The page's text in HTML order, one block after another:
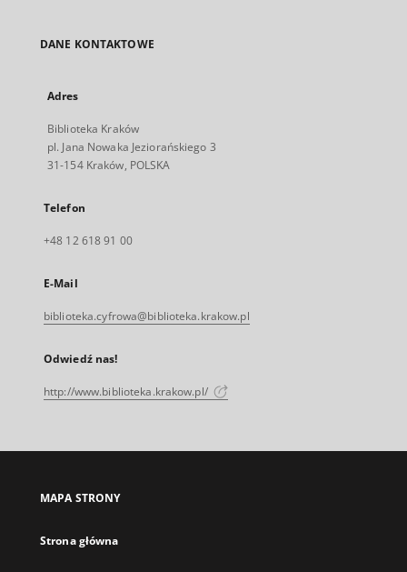
DANE KONTAKTOWE
Adres
Biblioteka Kraków
pl. Jana Nowaka Jeziorańskiego 3
31-154 Kraków, POLSKA
Telefon
+48 12 618 91 00
E-Mail
biblioteka.cyfrowa@biblioteka.krakow.pl
Odwiedź nas!
http://www.biblioteka.krakow.pl/
MAPA STRONY
Strona główna